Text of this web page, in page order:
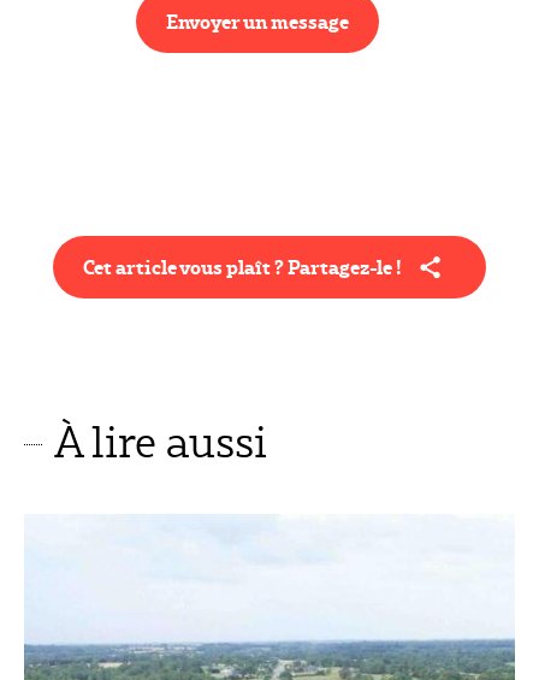
Envoyer un message
Cet article vous plaît ? Partagez-le !
À lire aussi